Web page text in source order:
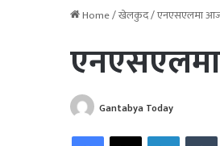
Home/खेलकुद/एनएसएलमा आज
Gantabya Today
FacebookX LinkedIn